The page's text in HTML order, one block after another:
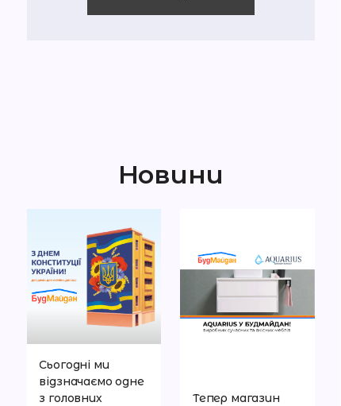
Новини
Сьогодні ми
відзначаємо одне
з головних
Тепер магазин